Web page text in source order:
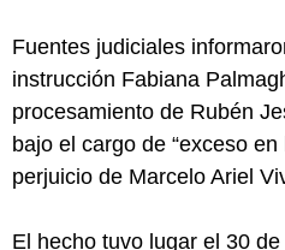
Fuentes judiciales
instrucción Fabiana
procesamiento de Rubén
bajo el cargo de “exceso
perjuicio de Marcelo Ariel
El hecho tuvo lugar el 30